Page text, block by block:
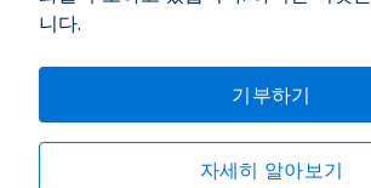
니다.
기부하기
자세히 알아보기